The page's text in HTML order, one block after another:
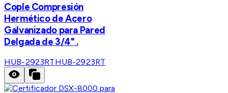
Cople Compresión
Hermético de Acero
Galvanizado para Pared
Delgada de 3/4" .
HUB-2923RTHUB-2923RT